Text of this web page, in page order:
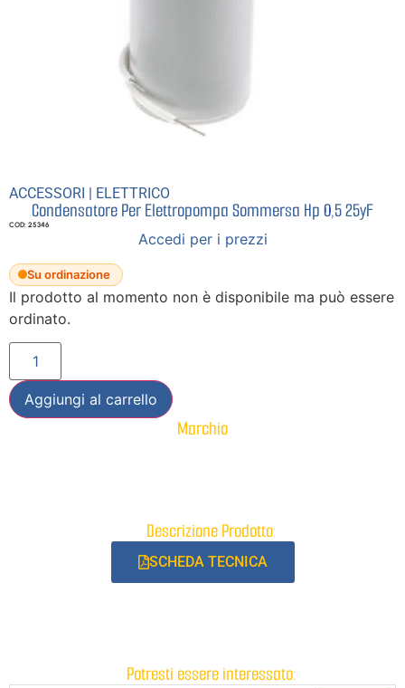
ACCESSORI | ELETTRICO
Condensatore Per Elettropompa Sommersa Hp 0,5 25yF
COD: 25346
Accedi per i prezzi
Su ordinazione
Il prodotto al momento non è disponibile ma può essere
ordinato.
Aggiungi al carrello
Marchio
Descrizione Prodotto:
SCHEDA TECNICA
Potresti essere interessato: